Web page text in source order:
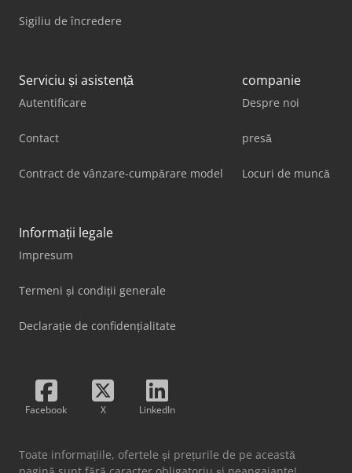
Sigiliu de încredere
Serviciu și asistență
Autentificare
Contact
Contract de vânzare-cumpărare model
companie
Despre noi
presă
Locuri de muncă
Informații legale
Impresum
Termeni și condiții generale
Declarație de confidențialitate
Facebook X LinkedIn
Toate informațiile, ofertele și prețurile de pe această